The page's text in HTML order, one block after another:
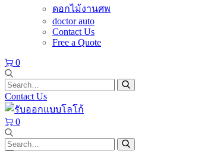
ดอกไม้งานศพ
doctor auto
Contact Us
Free a Quote
0
Contact Us
0